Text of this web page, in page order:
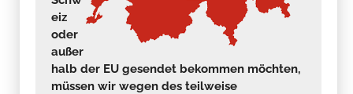
eiz
oder
außer
halb der EU gesendet bekommen möchten,
müssen wir wegen des teilweise